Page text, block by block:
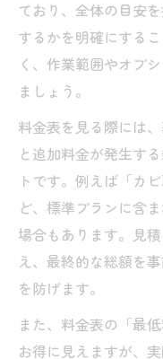
ており、全体の目安
するかを明確にする
く、作業範囲やオプ
ましょう。
料金表を見る際には
と追加料金が発生す
トです。例えば「カ
ど、標準プランに含
場合もあります。見
え、最終的な総額を
を防げます。
また、料金表の「最
お得に見えますが、